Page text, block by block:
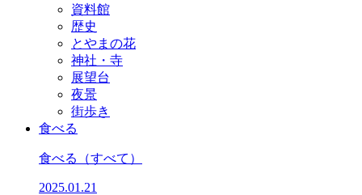
資料館
歴史
とやまの花
神社・寺
展望台
夜景
街歩き
食べる
食べる （すべて）
2025.01.21